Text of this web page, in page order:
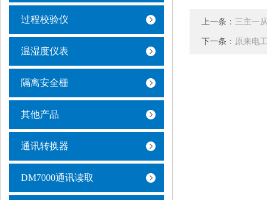
过程校验仪
温湿度仪表
隔离安全栅
其他产品
通讯转换器
DM7000通讯读取
上一条： 三主一
下一条： 原来电